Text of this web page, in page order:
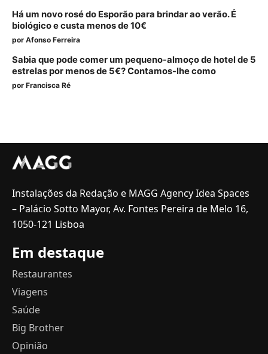
Há um novo rosé do Esporão para brindar ao verão. É
biológico e custa menos de 10€
por Afonso Ferreira
Sabia que pode comer um pequeno-almoço de hotel de 5
estrelas por menos de 5€? Contamos-lhe como
por Francisca Ré
Instalações da Redação e MAGG Agency Idea Spaces
– Palácio Sotto Mayor, Av. Fontes Pereira de Melo 16,
1050-121 Lisboa
Em destaque
Restaurantes
Viagens
Saúde
Big Brother
Opinião